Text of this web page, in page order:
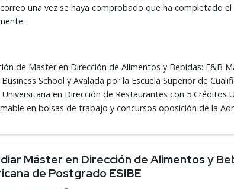
una vez se haya comprobado que ha completado
de Master en Dirección de Alimentos y Bebidas: F&B
School y Avalada por la Escuela Superior de
en Dirección de Restaurantes con 5 Créditos
en bolsas de trabajo y concursos oposición de la
Máster en Dirección de Alimentos y
de Postgrado ESIBE